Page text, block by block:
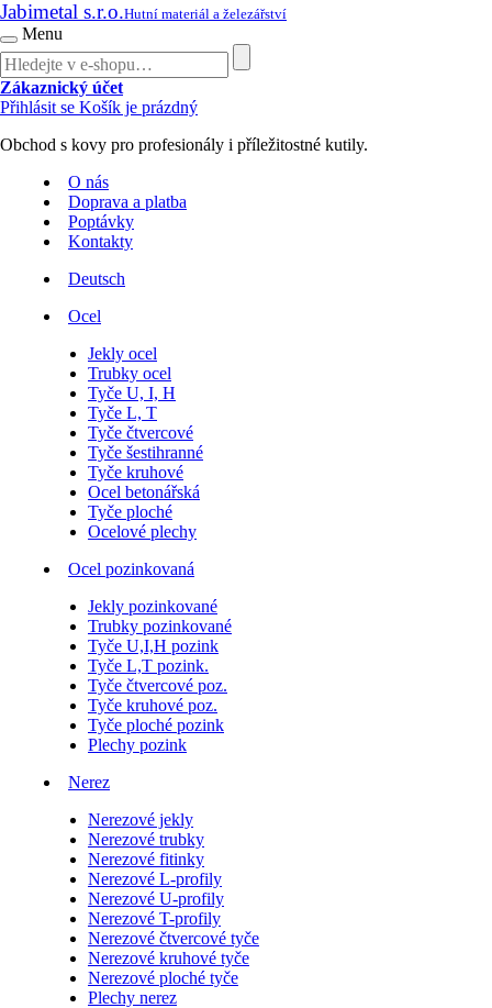
Jabimetal s.r.o.Hutní materiál a železářství
Menu
Zákaznický účet
Přihlásit se Košík je prázdný
Obchod s kovy pro profesionály i příležitostné kutily.
O nás
Doprava a platba
Poptávky
Kontakty
Deutsch
Ocel
Jekly ocel
Trubky ocel
Tyče U, I, H
Tyče L, T
Tyče čtvercové
Tyče šestihranné
Tyče kruhové
Ocel betonářská
Tyče ploché
Ocelové plechy
Ocel pozinkovaná
Jekly pozinkované
Trubky pozinkované
Tyče U,I,H pozink
Tyče L,T pozink.
Tyče čtvercové poz.
Tyče kruhové poz.
Tyče ploché pozink
Plechy pozink
Nerez
Nerezové jekly
Nerezové trubky
Nerezové fitinky
Nerezové L-profily
Nerezové U-profily
Nerezové T-profily
Nerezové čtvercové tyče
Nerezové kruhové tyče
Nerezové ploché tyče
Plechy nerez